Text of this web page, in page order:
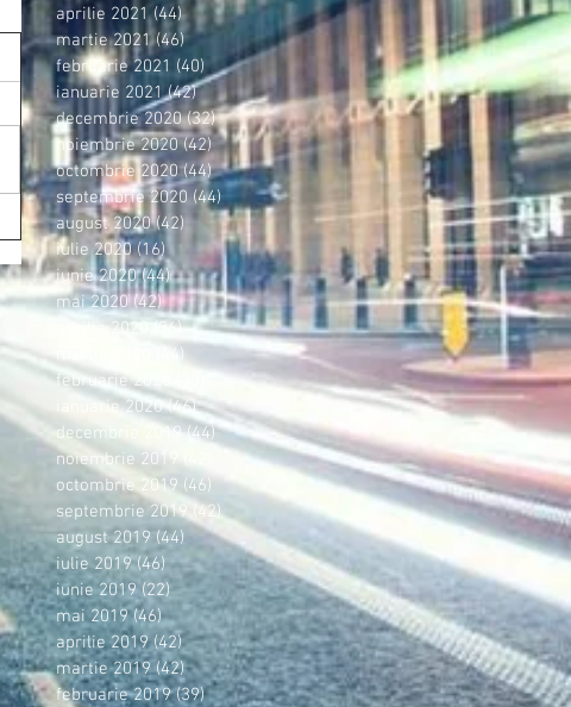
aprilie 2021 (44)44 postări
martie 2021 (46)46 postări
februarie 2021 (40)40 postări
ianuarie 2021 (42)42 postări
decembrie 2020 (32)32 postări
noiembrie 2020 (42) 42 postări
octombrie 2020 (44)44 postări
septembrie 2020 (44)44 postări
august 2020 (42)42 postări
iulie 2020 (16)16 postări
iunie 2020 (44)44 postări
mai 2020 (42)42 postări
aprilie 2020 (36)36 postări
martie 2020
(44) 44 postări
februarie 2020
38 postări
ianuarie 2020 (46)46 postări
decembrie 2019 (44)44 postări
noiembrie 2019
42 postări
octombrie 2019 (46) 46 postări
septembrie 2019 (42)42 postări
august 2019 (44) 44 postări
iulie 2019 (46) 46 postări
iunie 2019 (22) 22 postări
mai 2019 (46)46 postări
aprilie 2019 (42)42 postări
martie 2019 (42)42 postări
februarie 2019 (39)39 postări